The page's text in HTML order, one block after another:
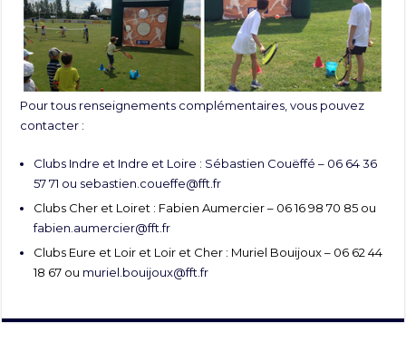
Pour tous renseignements complémentaires, vous pouvez
contacter :
Clubs Indre et Indre et Loire : Sébastien Couëffé – 06 64 36
57 71 ou sebastien.coueffe@fft.fr
Clubs Cher et Loiret : Fabien Aumercier – 06 16 98 70 85 ou
fabien.aumercier@fft.fr
Clubs Eure et Loir et Loir et Cher : Muriel Bouijoux – 06 62 44
18 67 ou muriel.bouijoux@fft.fr